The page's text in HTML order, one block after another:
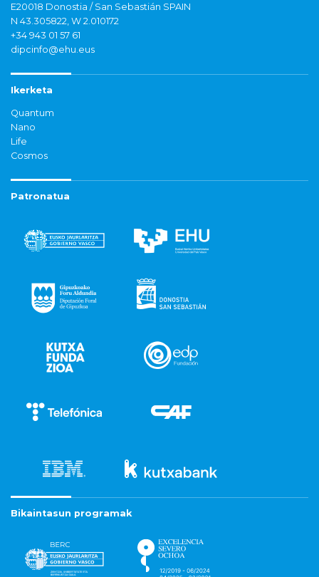
E20018 Donostia / San Sebastián SPAIN
N 43.305822, W 2.010172
+34 943 01 57 61
dipcinfo@ehu.eus
Ikerketa
Quantum
Nano
Life
Cosmos
Patronatua
Bikaintasun programak